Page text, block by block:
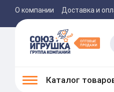
О компании Доставка и
Каталог